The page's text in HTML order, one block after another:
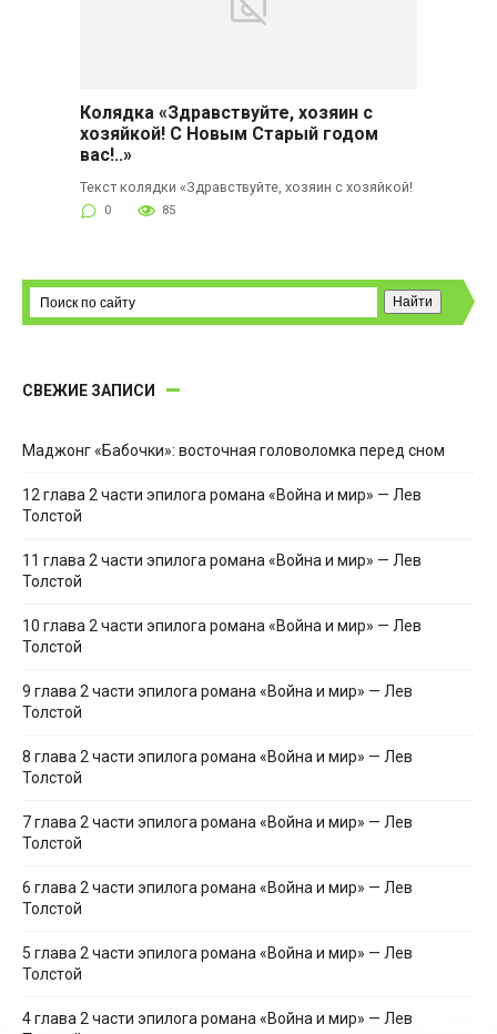
Колядка «Здравствуйте, хозяин с
хозяйкой! С Новым Старый годом
вас!..»
Текст колядки «Здравствуйте, хозяин с хозяйкой!
0 85
СВЕЖИЕ ЗАПИСИ
Маджонг «Бабочки»: восточная головоломка перед сном
12 глава 2 части эпилога романа «Война и мир» — Лев
Толстой
11 глава 2 части эпилога романа «Война и мир» — Лев
Толстой
10 глава 2 части эпилога романа «Война и мир» — Лев
Толстой
9 глава 2 части эпилога романа «Война и мир» — Лев
Толстой
8 глава 2 части эпилога романа «Война и мир» — Лев
Толстой
7 глава 2 части эпилога романа «Война и мир» — Лев
Толстой
6 глава 2 части эпилога романа «Война и мир» — Лев
Толстой
5 глава 2 части эпилога романа «Война и мир» — Лев
Толстой
4 глава 2 части эпилога романа «Война и мир» — Лев